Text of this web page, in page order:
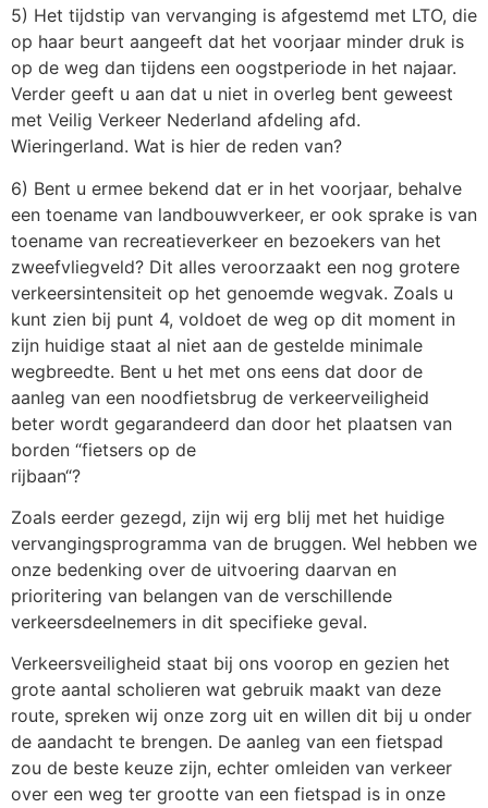
5) Het tijdstip van vervanging is afgestemd met LTO, die
op haar beurt aangeeft dat het voorjaar minder druk is
op de weg dan tijdens een oogstperiode in het najaar.
Verder geeft u aan dat u niet in overleg bent geweest
met Veilig Verkeer Nederland afdeling afd.
Wieringerland. Wat is hier de reden van?
6) Bent u ermee bekend dat er in het voorjaar, behalve
een toename van landbouwverkeer, er ook sprake is van
toename van recreatieverkeer en bezoekers van het
zweefvliegveld? Dit alles veroorzaakt een nog grotere
verkeersintensiteit op het genoemde wegvak. Zoals u
kunt zien bij punt 4, voldoet de weg op dit moment in
zijn huidige staat al niet aan de gestelde minimale
wegbreedte. Bent u het met ons eens dat door de
aanleg van een noodfietsbrug de verkeerveiligheid
beter wordt gegarandeerd dan door het plaatsen van
borden “fietsers op de
rijbaan“?
Zoals eerder gezegd, zijn wij erg blij met het huidige
vervangingsprogramma van de bruggen. Wel hebben we
onze bedenking over de uitvoering daarvan en
prioritering van belangen van de verschillende
verkeersdeelnemers in dit specifieke geval.
Verkeersveiligheid staat bij ons voorop en gezien het
grote aantal scholieren wat gebruik maakt van deze
route, spreken wij onze zorg uit en willen dit bij u onder
de aandacht te brengen. De aanleg van een fietspad
zou de beste keuze zijn, echter omleiden van verkeer
over een weg ter grootte van een fietspad is in onze